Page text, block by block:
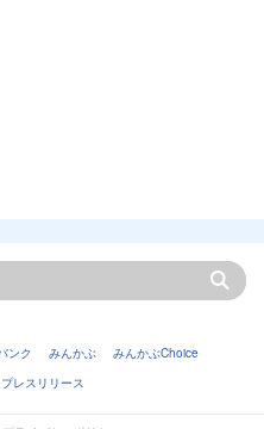
ンク みんかぶ
みんかぶChoice
プレスリリース